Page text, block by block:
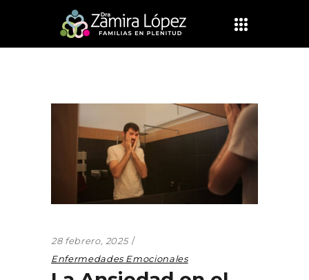
28 febrero, 2025
Enfermedades Emocionales